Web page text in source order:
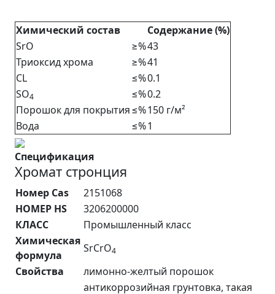
Химический состав
Содержание (%)
SrO
≥%43
Триоксид хрома
≥%41
CL
≤%0.1
SO4 ≤%0.2
Порошок для покрытия≤%150 г/м²
Вода
≤%1
Спецификация
Хромат стронция
Номер Cas
2151068
НОМЕР HS
3206200000
КЛАСС
Промышленный класс
Химическая
формула
SrCrO4
Свойства лимонно-желтый порошок
антикоррозийная грунтовка, такая